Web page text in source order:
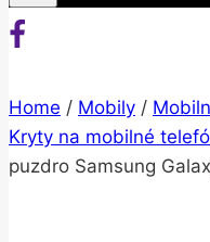
Home / Mobily /
Kryty na mobilné
puzdro Samsung